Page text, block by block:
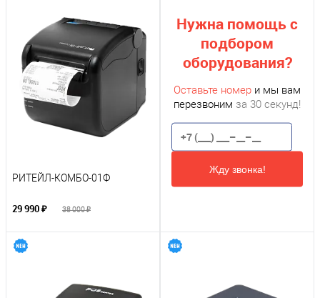
РИТЕЙЛ-КОМБО-01Ф
29 990 ₽ 38 000 ₽
Нужна помощь с
подбором
оборудования?
Оставьте номер и мы вам
перезвоним за 30 секунд!
Жду звонка!